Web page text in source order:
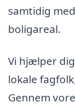
samtidig
boligareal.
Vi hjælper
lokale
Gennem